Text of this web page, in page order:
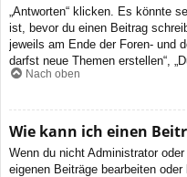
„Antworten“ klicken. Es könnte
ist, bevor du einen Beitrag
jeweils am Ende der Foren- und
darfst neue Themen erstellen“,
Nach oben
Wie kann ich einen
Wenn du nicht Administrator
eigenen Beiträge bearbeiten